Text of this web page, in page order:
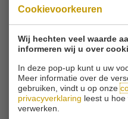
Cookievoorkeuren
Wij hechten veel waarde
informeren wij u over
In deze pop-up kunt u uw
Meer informatie over de
gebruiken, vindt u op onze
privacyverklaring leest u
verwerken.
© 2026
Zuidbuurt 79 -
010
Email